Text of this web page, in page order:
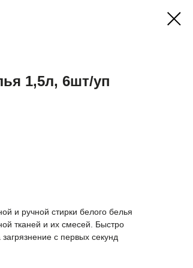
1,5л, 6шт/уп
и ручной стирки белого белья
тканей и их смесей. Быстро
с первых секунд